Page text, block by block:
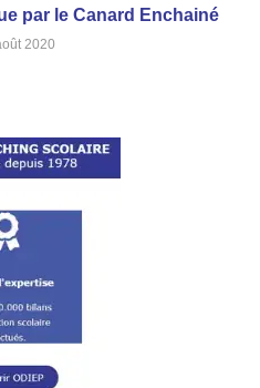
par le Canard Enchainé
2020